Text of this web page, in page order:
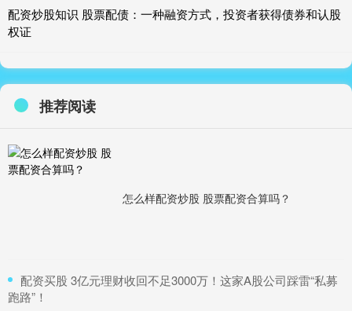
配资炒股知识 股票配债：一种融资方式，投资者获得债券和认股
权证
推荐阅读
怎么样配资炒股 股票配资合算吗？
​配资买股 3亿元理财收回不足3000万！这家A股公司踩雷“私募
跑路”！